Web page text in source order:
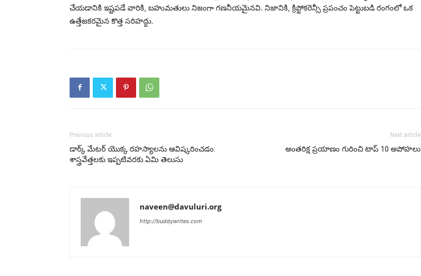
చేయడానికి ఇష్టపడే వారికి, బహుమతులు నిజంగా గణనీయమైనవి. నిజానికి, క్రిప్టోకరెన్సీ ప్రపంచం పెట్టుబడి రంగంలో ఒక
ఉత్తేజకరమైన కొత్త సరిహద్దు.
Previous article
డార్క్ మేటర్ యొక్క రహస్యాలను ఆవిష్కరించడం:
శాస్త్రవేత్తలకు ఇప్పటివరకు ఏమి తెలుసు
Next article
అంతరిక్ష ప్రయాణం గురించి టాప్ 10 అపోహలు
naveen@davuluri.org
http://buddywrites.com